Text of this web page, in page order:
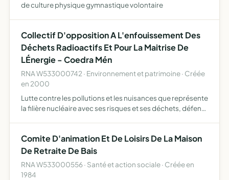
de culture physique gymnastique volontaire
Collectif D'opposition A L'enfouissement Des
Déchets Radioactifs Et Pour La Maitrise De
LÉnergie - Coedra Mén
RNA W533000742 · Environnement et patrimoine · Créée
en 2000
Lutte contre les pollutions et les nuisances que représente
la filière nucléaire avec ses risques et ses déchets, défend
Comite D'animation Et De Loisirs De La Maison
De Retraite De Bais
RNA W533000556 · Santé et action sociale · Créée en
1984